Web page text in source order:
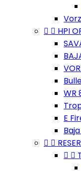
  HPI
WR
E
 
 